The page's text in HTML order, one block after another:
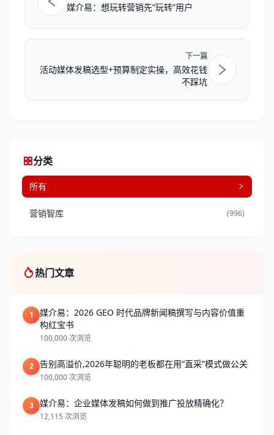
媒介易：想玩转营销先“玩转”用户
下一篇
活动媒体发稿选型+预算制定实操，高效花钱
不踩坑
分类
所有
营销智库 (996)
热门文章
1
媒介易：2026 GEO 时代品牌新闻稿撰写与内容价值重
构红宝书
100,000 次浏览
2 告别高溢价,2026年聪明的老板都在用“直采”模式做公关
100,000 次浏览
3 媒介易：企业媒体发稿如何做到推广投放精确化？
12,115 次浏览